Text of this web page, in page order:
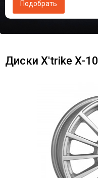
Диски X'trike X-